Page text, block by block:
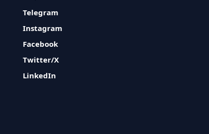
Telegram
Instagram
Facebook
Twitter/X
LinkedIn